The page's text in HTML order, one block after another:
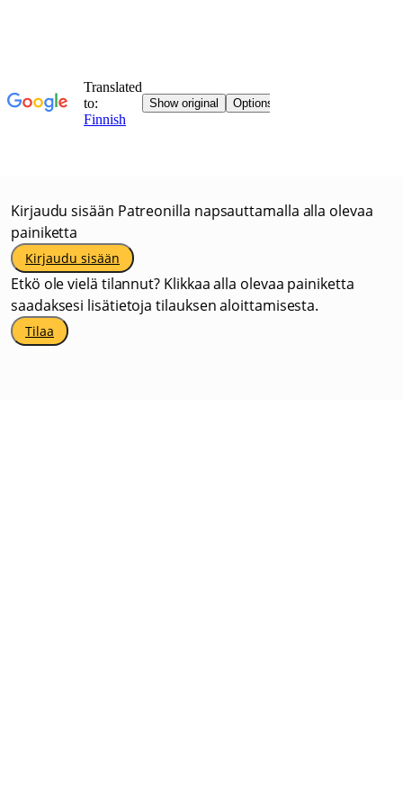
Kirjaudu sisään Patreonilla napsauttamalla alla olevaa
painiketta
Kirjaudu sisään
Etkö ole vielä tilannut? Klikkaa alla olevaa painiketta
saadaksesi lisätietoja tilauksen aloittamisesta.
Tilaa